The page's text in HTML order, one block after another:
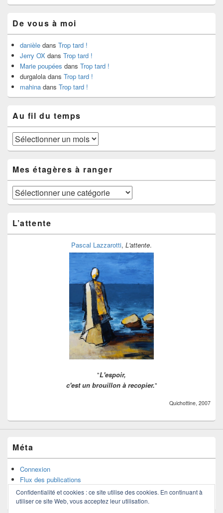
De vous à moi
danièle dans Trop tard !
Jerry OX dans Trop tard !
Marie poupées dans Trop tard !
durgalola dans Trop tard !
mahina dans Trop tard !
Au fil du temps
Au
fil
temps
Mes étagères à ranger
Mes
étagères
ranger
L’attente
Pascal Lazzarotti, L'attente.
"L'espoir,
c'est un brouillon à recopier."
Quichottine, 2007
Méta
Connexion
Flux des publications
Flux des commentaires
Site de WordPress-FR
Confidentialité et cookies : ce site utilise des cookies. En continuant à
utiliser ce site Web, vous acceptez leur utilisation.